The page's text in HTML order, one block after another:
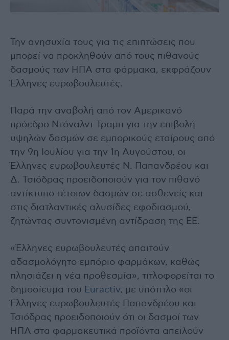
Την ανησυχία τους για τις επιπτώσεις που
μπορεί να προκληθούν από τους πιθανούς
δασμούς των ΗΠΑ στα φάρμακα, εκφράζουν
Έλληνες ευρωβουλευτές.
Παρά την αναβολή από τον Αμερικανό
πρόεδρο Ντόναλντ Τραμπ για την επιβολή
υψηλών δασμών σε εμπορικούς εταίρους από
την 9η Ιουλίου για την 1η Αυγούστου, οι
Έλληνες ευρωβουλευτές Ν. Παπανδρέου και
Δ. Τσιόδρας προειδοποιούν για τον πιθανό
αντίκτυπο τέτοιων δασμών σε ασθενείς και
στις διατλαντικές αλυσίδες εφοδιασμού,
ζητώντας συντονισμένη αντίδραση της ΕΕ.
«Έλληνες ευρωβουλευτές απαιτούν
αδασμολόγητο εμπόριο φαρμάκων, καθώς
πλησιάζει η νέα προθεσμία», τιτλοφορείται το
δημοσίευμα του Euractiv, με υπότιτλο «οι
Έλληνες ευρωβουλευτές Παπανδρέου και
Τσιόδρας προειδοποιούν ότι οι δασμοί των
ΗΠΑ στα φαρμακευτικά προϊόντα απειλούν